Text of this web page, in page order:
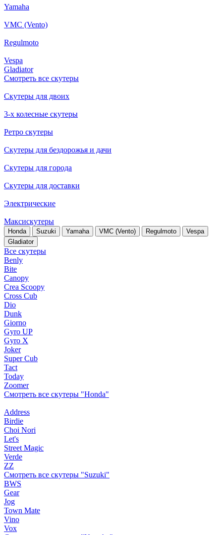
Yamaha
VMC (Vento)
Regulmoto
Vespa
Gladiator
Смотреть все скутеры
Скутеры для двоих
3-х колесные скутеры
Ретро скутеры
Скутеры для бездорожья и дачи
Скутеры для города
Скутеры для доставки
Электрические
Максискутеры
Honda Suzuki Yamaha VMC (Vento) Regulmoto
Vespa
Gladiator
Все скутеры
Benly
Bite
Canopy
Crea Scoopy
Cross Cub
Dio
Dunk
Giorno
Gyro UP
Gyro X
Joker
Super Cub
Tact
Today
Zoomer
Смотреть все скутеры "Honda"
Address
Birdie
Choi Nori
Let's
Street Magic
Verde
ZZ
Смотреть все скутеры "Suzuki"
BWS
Gear
Jog
Town Mate
Vino
Vox